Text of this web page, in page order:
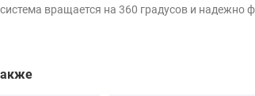
вращается на 360 градусов и надежно